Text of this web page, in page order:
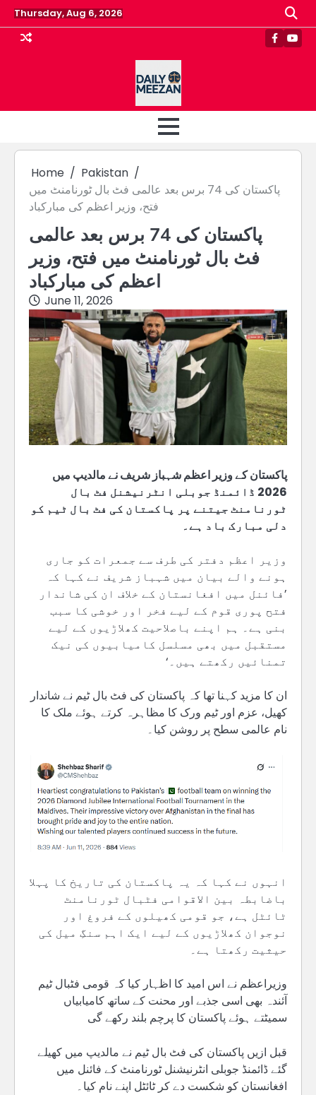
Skip
to
content
Thursday, Aug 6, 2026
Home
Pakistan
پاکستان کی 74 برس بعد عالمی فٹ بال ٹورنامنٹ میں
فتح، وزیر اعظم کی مبارکباد
پاکستان کی 74 برس بعد عالمی
فٹ بال ٹورنامنٹ میں فتح، وزیر
اعظم کی مبارکباد
June 11, 2026
پاکستان کے وزیر اعظم شہباز شریف نے مالدیپ میں
2026 ڈائمنڈ جوبلی انٹرنیشنل فٹ بال
ٹورنامنٹ جیتنے پر پاکستان کی فٹ بال ٹیم کو
دلی مبارک باد ہے۔
وزیر اعظم دفتر کی طرف سے جمعرات کو جاری
ہونے والے بیان میں شہباز شریف نے کہا کہ
’فائنل میں افغانستان کے خلاف ان کی شاندار
فتح پوری قوم کے لیے فخر اور خوشی کا سبب
بنی ہے۔ ہم اپنے باصلاحیت کھلاڑیوں کے لیے
مستقبل میں بھی مسلسل کامیابیوں کی نیک
تمنائیں رکھتے ہیں۔‘
ان کا مزید کہنا تھا کہ پاکستان کی فٹ بال ٹیم نے شاندار
کھیل، عزم اور ٹیم ورک کا مظاہرہ کرتے ہوئے ملک کا
نام عالمی سطح پر روشن کیا۔
انہوں نے کہا کہ یہ پاکستان کی تاریخ کا پہلا
باضابطہ بین الاقوامی فٹبال ٹورنامنٹ
ٹائٹل ہے، جو قومی کھیلوں کے فروغ اور
نوجوان کھلاڑیوں کے لیے ایک اہم سنگِ میل کی
حیثیت رکھتا ہے۔
وزیراعظم نے اس امید کا اظہار کیا کہ قومی فٹبال ٹیم
آئندہ بھی اسی جذبے اور محنت کے ساتھ کامیابیاں
سمیٹتے ہوئے پاکستان کا پرچم بلند رکھے گی
قبل ازیں پاکستان کی فٹ بال ٹیم نے مالدیپ میں کھیلے
گئے ڈائمنڈ جوبلی انٹرنیشنل ٹورنامنٹ کے فائنل میں
افغانستان کو شکست دے کر ٹائٹل اپنے نام کیا۔